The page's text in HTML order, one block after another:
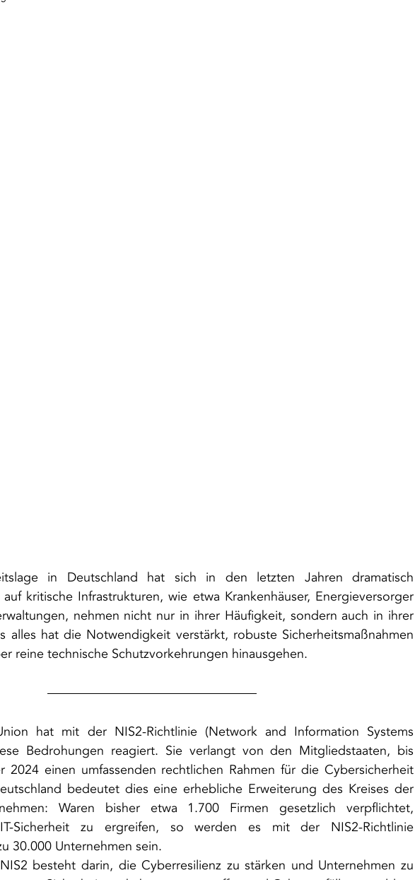
in Deutschland hat sich in den letzten Jahren dramatisch
kritische Infrastrukturen, wie etwa Krankenhäuser, Energieversorger
nehmen nicht nur in ihrer Häufigkeit, sondern auch in ihrer
alles hat die Notwendigkeit verstärkt, robuste Sicherheitsmaßnahmen
reine technische Schutzvorkehrungen hinausgehen.
hat mit der NIS2-Richtlinie (Network and Information Systems
Bedrohungen reagiert. Sie verlangt von den Mitgliedstaaten, bis
2024 einen umfassenden rechtlichen Rahmen für die Cybersicherheit
bedeutet dies eine erhebliche Erweiterung des Kreises der
Waren bisher etwa 1.700 Firmen gesetzlich verpflichtet,
Sicherheit zu ergreifen, so werden es mit der NIS2-Richtlinie
30.000 Unternehmen sein.
besteht darin, die Cyberresilienz zu stärken und Unternehmen zu